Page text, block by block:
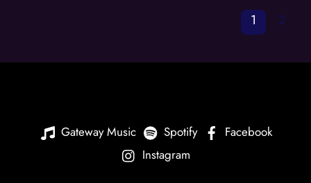
1 2
Gateway Music Spotify
Facebook
Instagram